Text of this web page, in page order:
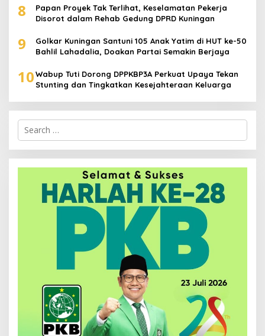
8
Papan Proyek Tak Terlihat, Keselamatan Pekerja
Disorot dalam Rehab Gedung DPRD Kuningan
9
Golkar Kuningan Santuni 105 Anak Yatim di HUT ke-50
Bahlil Lahadalia, Doakan Partai Semakin Berjaya
10Wabup Tuti Dorong DPPKBP3A Perkuat Upaya Tekan
Stunting dan Tingkatkan Kesejahteraan Keluarga
Search
for: